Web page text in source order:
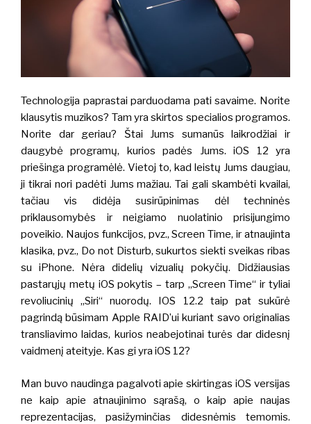
Technologija paprastai parduodama pati savaime. Norite
klausytis muzikos? Tam yra skirtos specialios programos.
Norite dar geriau? Štai Jums sumanūs laikrodžiai ir
daugybė programų, kurios padės Jums. iOS 12 yra
priešinga programėlė. Vietoj to, kad leistų Jums daugiau,
ji tikrai nori padėti Jums mažiau. Tai gali skambėti kvailai,
tačiau vis didėja susirūpinimas dėl techninės
priklausomybės ir neigiamo nuolatinio prisijungimo
poveikio. Naujos funkcijos, pvz., Screen Time, ir atnaujinta
klasika, pvz., Do not Disturb, sukurtos siekti sveikas ribas
su iPhone. Nėra didelių vizualių pokyčių. Didžiausias
pastarųjų metų iOS pokytis – tarp „Screen Time“ ir tyliai
revoliucinių „Siri“ nuorodų.
IOS 12.2 taip pat sukūrė
pagrindą būsimam Apple RAID’ui kuriant savo originalias
transliavimo laidas, kurios neabejotinai turės dar didesnį
vaidmenį ateityje. Kas gi yra iOS 12?
Man buvo naudinga pagalvoti apie skirtingas iOS versijas
ne kaip apie atnaujinimo sąrašą, o kaip apie naujas
reprezentacijas, pasižyminčias didesnėmis temomis.